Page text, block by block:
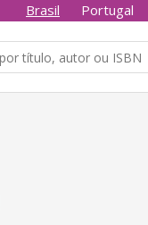
Brasil Portugal